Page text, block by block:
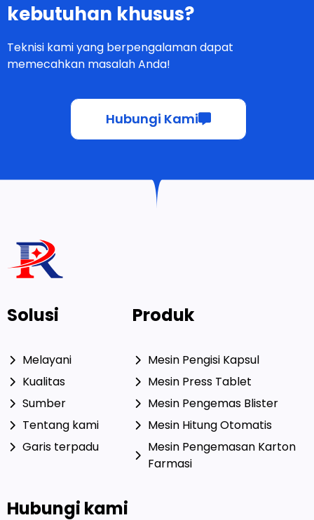
kebutuhan khusus?
Teknisi kami yang berpengalaman dapat
memecahkan masalah Anda!
Hubungi Kami
Solusi
Melayani
Kualitas
Sumber
Tentang kami
Garis terpadu
Produk
Mesin Pengisi Kapsul
Mesin Press Tablet
Mesin Pengemas Blister
Mesin Hitung Otomatis
Mesin Pengemasan Karton
Farmasi
Hubungi kami